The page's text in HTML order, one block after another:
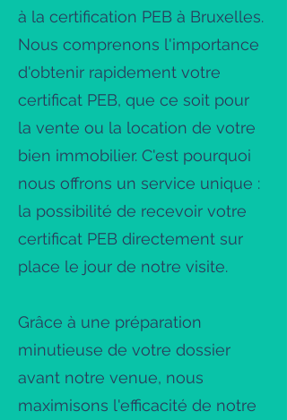
à la certification PEB à Bruxelles.
Nous comprenons l'importance
d'obtenir rapidement votre
certificat PEB, que ce soit pour
la vente ou la location de votre
bien immobilier. C'est pourquoi
nous offrons un service unique :
la possibilité de recevoir votre
certificat PEB directement sur
place le jour de notre visite.
Grâce à une préparation
minutieuse de votre dossier
avant notre venue, nous
maximisons l'efficacité de notre